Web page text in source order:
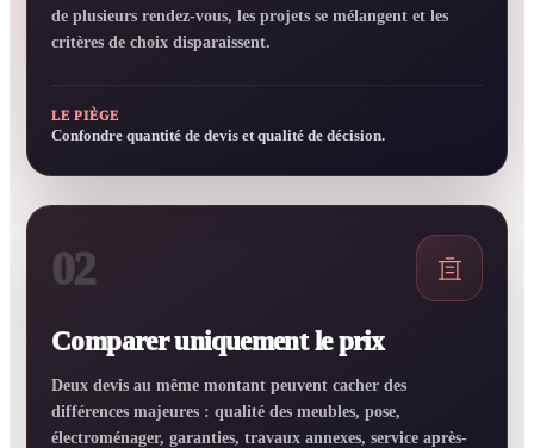
de plusieurs rendez-vous, les projets se mélangent et les
critères de choix disparaissent.
LE PIÈGE
Confondre quantité de devis et qualité de décision.
02
Comparer uniquement le prix
Deux devis au même montant peuvent cacher des
différences majeures : qualité des meubles, pose,
électroménager, garanties, travaux annexes, service après-